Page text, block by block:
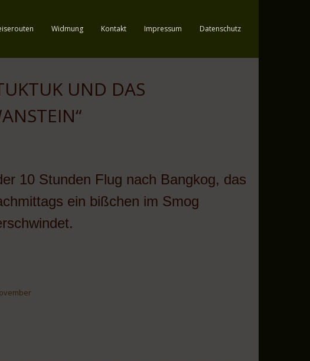
Widmung Kontakt Impressum Datenschutz
UND DAS „
10 Stunden Flug nach Bangkog, das
ein bißchen im Smog